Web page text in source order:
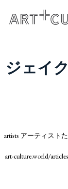
ジェイ
artists アーティスト
art-culture.world/